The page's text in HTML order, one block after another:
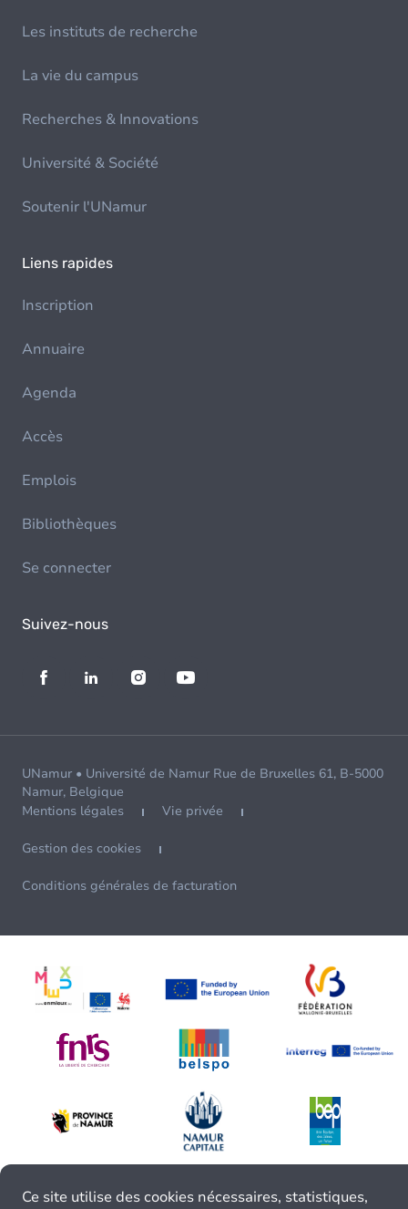
Les instituts de recherche
La vie du campus
Recherches & Innovations
Université & Société
Soutenir l'UNamur
Liens rapides
Inscription
Annuaire
Agenda
Accès
Emplois
Bibliothèques
Se connecter
Suivez-nous
UNamur • Université de Namur Rue de Bruxelles 61, B-5000
Namur, Belgique
Mentions légales
Vie privée
Gestion des cookies
Conditions générales de facturation
Ce site utilise des cookies nécessaires, statistiques,